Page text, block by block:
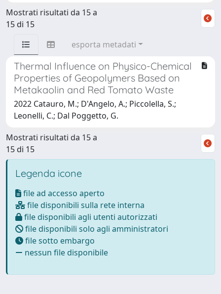
Mostrati risultati da 15 a
15 di 15
esporta metadati
Thermal Influence on Physico-Chemical
Properties of Geopolymers Based on
Metakaolin and Red Tomato Waste
2022 Catauro, M.; D'Angelo, A.; Piccolella, S.;
Leonelli, C.; Dal Poggetto, G.
Mostrati risultati da 15 a
15 di 15
Legenda icone
file ad accesso aperto
file disponibili sulla rete interna
file disponibili agli utenti autorizzati
file disponibili solo agli amministratori
file sotto embargo
nessun file disponibile